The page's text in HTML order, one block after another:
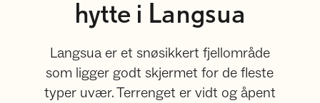
hytte i Langsua
Langsua er et snøsikkert fjellområde
som ligger godt skjermet for de fleste
typer uvær. Terrenget er vidt og åpent